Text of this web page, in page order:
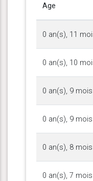
Age
0 an(s), 11
0 an(s), 10
0 an(s), 9
0 an(s), 9
0 an(s), 8
0 an(s), 7